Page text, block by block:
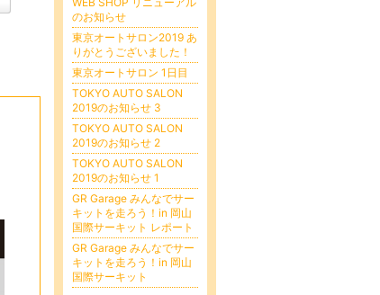
のお知らせ
東京オートサロン2019 あ
りがとうございました！
東京オートサロン 1日目
TOKYO AUTO SALON
2019のお知らせ 3
TOKYO AUTO SALON
2019のお知らせ 2
TOKYO AUTO SALON
2019のお知らせ 1
GR Garage みんなでサー
キットを走ろう！in 岡山
国際サーキット レポート
GR Garage みんなでサー
キットを走ろう！in 岡山
国際サーキット